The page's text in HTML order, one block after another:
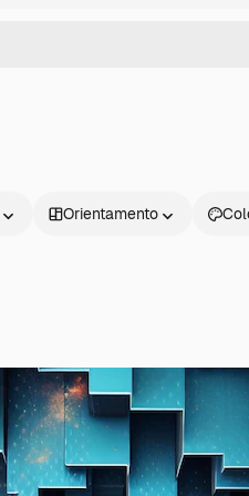
Orientamento
Prodotti